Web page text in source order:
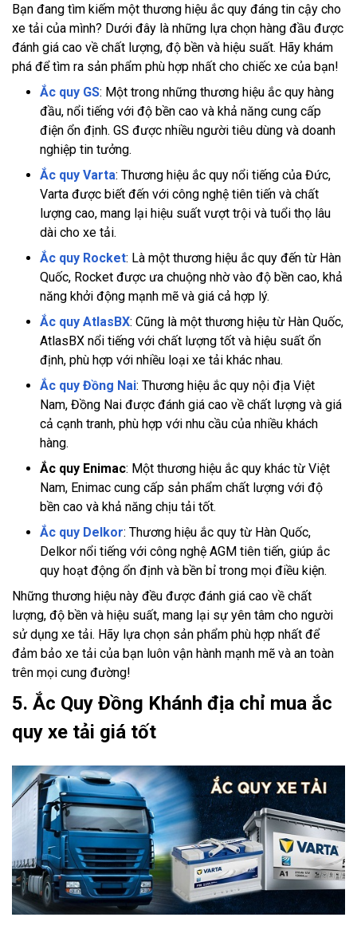
Bạn đang tìm kiếm một thương hiệu ắc quy đáng tin cậy cho
xe tải của mình? Dưới đây là những lựa chọn hàng đầu được
đánh giá cao về chất lượng, độ bền và hiệu suất. Hãy khám
phá để tìm ra sản phẩm phù hợp nhất cho chiếc xe của bạn!
Ắc quy GS: Một trong những thương hiệu ắc quy hàng
đầu, nổi tiếng với độ bền cao và khả năng cung cấp
điện ổn định. GS được nhiều người tiêu dùng và doanh
nghiệp tin tưởng.
Ắc quy Varta: Thương hiệu ắc quy nổi tiếng của Đức,
Varta được biết đến với công nghệ tiên tiến và chất
lượng cao, mang lại hiệu suất vượt trội và tuổi thọ lâu
dài cho xe tải.
Ắc quy Rocket: Là một thương hiệu ắc quy đến từ Hàn
Quốc, Rocket được ưa chuộng nhờ vào độ bền cao, khả
năng khởi động mạnh mẽ và giá cả hợp lý.
Ắc quy AtlasBX: Cũng là một thương hiệu từ Hàn Quốc,
AtlasBX nổi tiếng với chất lượng tốt và hiệu suất ổn
định, phù hợp với nhiều loại xe tải khác nhau.
Ắc quy Đồng Nai: Thương hiệu ắc quy nội địa Việt
Nam, Đồng Nai được đánh giá cao về chất lượng và giá
cả cạnh tranh, phù hợp với nhu cầu của nhiều khách
hàng.
Ắc quy Enimac: Một thương hiệu ắc quy khác từ Việt
Nam, Enimac cung cấp sản phẩm chất lượng với độ
bền cao và khả năng chịu tải tốt.
Ắc quy Delkor: Thương hiệu ắc quy từ Hàn Quốc,
Delkor nổi tiếng với công nghệ AGM tiên tiến, giúp ắc
quy hoạt động ổn định và bền bỉ trong mọi điều kiện.
Những thương hiệu này đều được đánh giá cao về chất
lượng, độ bền và hiệu suất, mang lại sự yên tâm cho người
sử dụng xe tải. Hãy lựa chọn sản phẩm phù hợp nhất để
đảm bảo xe tải của bạn luôn vận hành mạnh mẽ và an toàn
trên mọi cung đường!
5. Ắc Quy Đồng Khánh địa chỉ mua ắc
quy xe tải giá tốt